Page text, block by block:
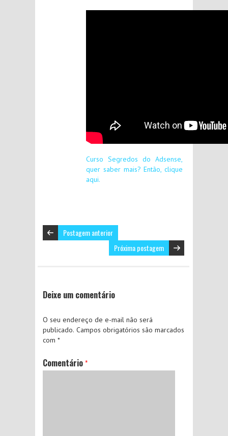
Curso Segredos do Adsense,
quer saber mais? Então, clique
aqui.
Postagem anterior
Próxima postagem
Deixe um comentário
O seu endereço de e-mail não será
publicado. Campos obrigatórios são marcados
com *
Comentário *